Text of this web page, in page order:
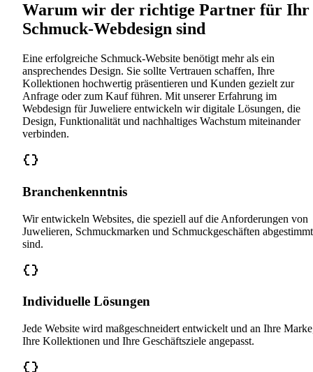
Warum wir der richtige Partner für Ihr
Schmuck-Webdesign sind
Eine erfolgreiche Schmuck-Website benötigt mehr als ein
ansprechendes Design. Sie sollte Vertrauen schaffen, Ihre
Kollektionen hochwertig präsentieren und Kunden gezielt zur
Anfrage oder zum Kauf führen. Mit unserer Erfahrung im
Webdesign für Juweliere entwickeln wir digitale Lösungen, die
Design, Funktionalität und nachhaltiges Wachstum miteinander
verbinden.
Branchenkenntnis
Wir entwickeln Websites, die speziell auf die Anforderungen von
Juwelieren, Schmuckmarken und Schmuckgeschäften abgestimmt
sind.
Individuelle Lösungen
Jede Website wird maßgeschneidert entwickelt und an Ihre
Ihre Kollektionen und Ihre Geschäftsziele angepasst.